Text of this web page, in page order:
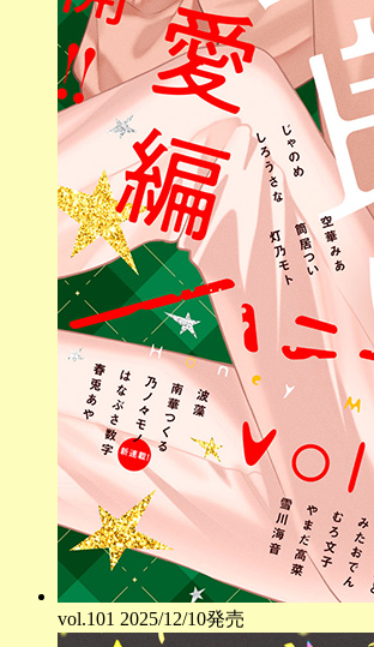
vol.101 2025/12/10発売